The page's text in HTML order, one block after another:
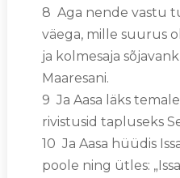
8 Aga nende vastu
väega, mille suurus
ja kolmesaja
Maaresani.
9 Ja Aasa läks
rivistusid tapluseks
10 Ja Aasa hüüdis
poole ning ütles: